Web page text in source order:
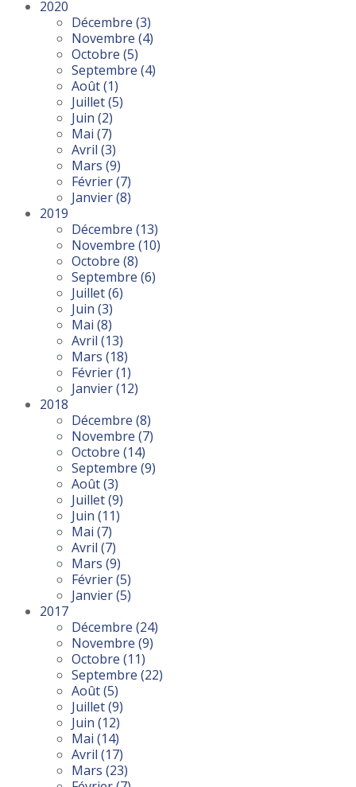
2020
Décembre (3)
Novembre (4)
Octobre (5)
Septembre (4)
Août(1)
Juillet(5)
Juin (2)
Mai (7)
Avril (3)
Mars (9)
Février(7)
Janvier(8)
2019
Décembre (13)
Novembre (10)
Octobre (8)
Septembre (6)
Juillet(6)
Juin (3)
Mai (8)
Avril (13)
Mars (18)
Février(1)
Janvier(12)
2018
Décembre (8)
Novembre (7)
Octobre (14)
Septembre (9)
Août(3)
Juillet(9)
Juin (11)
Mai (7)
Avril (7)
Mars (9)
Février(5)
Janvier(5)
2017
Décembre (24)
Novembre (9)
Octobre (11)
Septembre (22)
Août(5)
Juillet(9)
Juin (12)
Mai (14)
Avril (17)
Mars (23)